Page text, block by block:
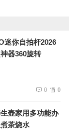
迷你自拍杆2026
器360旋转
0 0
壶家用多功能办
茶烧水